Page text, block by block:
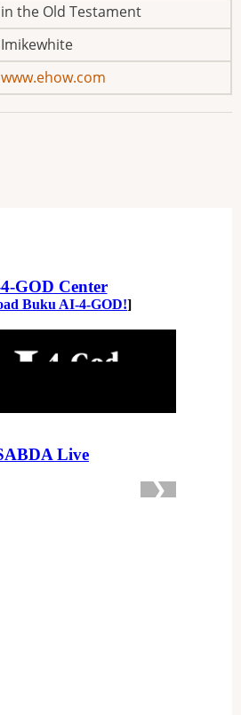
in the Old Testament
Imikewhite
www.ehow.com